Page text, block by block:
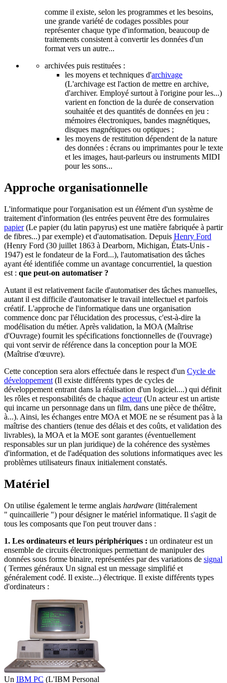
comme il existe, selon les programmes et les besoins,
une grande variété de codages possibles pour
représenter chaque type d'information, beaucoup de
traitements consistent à convertir les données d'un
format vers un autre...
archivées puis restituées :
les moyens et techniques d'archivage
(L'archivage est l'action de mettre en archive,
d'archiver. Employé surtout à l'origine pour les...)
varient en fonction de la durée de conservation
souhaitée et des quantités de données en jeu :
mémoires électroniques, bandes magnétiques,
disques magnétiques ou optiques ;
les moyens de restitution dépendent de la nature
des données : écrans ou imprimantes pour le texte
et les images, haut-parleurs ou instruments MIDI
pour les sons...
Approche organisationnelle
L'informatique pour l'organisation est un élément d'un système de
traitement d'information (les entrées peuvent être des formulaires
papier(Le papier (du latin papyrus) est une matière fabriquée à partir
de fibres...) par exemple) et d'automatisation. Depuis Henry Ford
(Henry Ford (30 juillet 1863 à Dearborn, Michigan, États-Unis -
1947) est le fondateur de la Ford...), l'automatisation des tâches
ayant été identifiée comme un avantage concurrentiel, la question
est : que peut-on automatiser ?
Autant il est relativement facile d'automatiser des tâches manuelles,
autant il est difficile d'automatiser le travail intellectuel et parfois
créatif. L'approche de l'informatique dans une organisation
commence donc par l'élucidation des processus, c'est-à-dire la
modélisation du métier. Après validation, la MOA (Maîtrise
d'Ouvrage) fournit les spécifications fonctionnelles de (l'ouvrage)
qui vont servir de référence dans la conception pour la MOE
(Maîtrise d'œuvre).
Cette conception sera alors effectuée dans le respect d'un Cycle de
développement (Il existe différents types de cycles de
développement entrant dans la réalisation d'un logiciel....) qui définit
les rôles et responsabilités de chaque acteur(Un acteur est un artiste
qui incarne un personnage dans un film, dans une pièce de théâtre,
à...). Ainsi, les échanges entre MOA et MOE ne se résument pas à la
maîtrise des chantiers (tenue des délais et des coûts, et validation des
livrables), la MOA et la MOE sont garantes (éventuellement
responsables sur un plan juridique) de la cohérence des systèmes
d'information, et de l'adéquation des solutions informatiques avec les
problèmes utilisateurs finaux initialement constatés.
Matériel
On utilise également le terme anglais hardware (littéralement
" quincaillerie ") pour désigner le matériel informatique. Il s'agit de
tous les composants que l'on peut trouver dans :
1. Les ordinateurs et leurs périphériques : un ordinateur est un
ensemble de circuits électroniques permettant de manipuler des
données sous forme binaire, représentées par des variations de signal
( Termes généraux Un signal est un message simplifié et
généralement codé. Il existe...) électrique. Il existe différents types
d'ordinateurs :
Un IBM PC (L'IBM Personal